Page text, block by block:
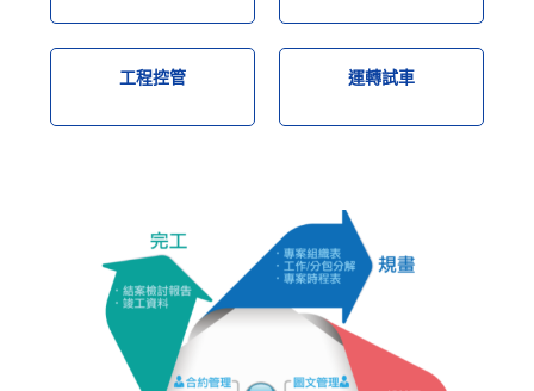
工程控管 運轉試車